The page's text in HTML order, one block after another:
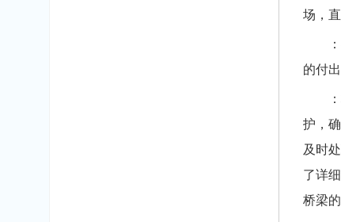
场，
：夜
的付
：桥
护，
及时
了详
桥梁